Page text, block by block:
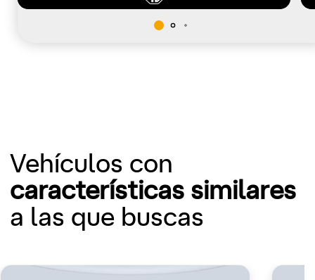
Vehículos con
características similares
a las que buscas